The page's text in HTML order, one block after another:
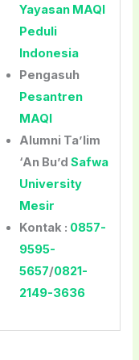
Yayasan MAQI
Peduli
Indonesia
Pengasuh
Pesantren
MAQI
Alumni Ta’lim
‘An Bu’d Safwa
University
Mesir
Kontak : 0857-
9595-
5657/0821-
2149-3636